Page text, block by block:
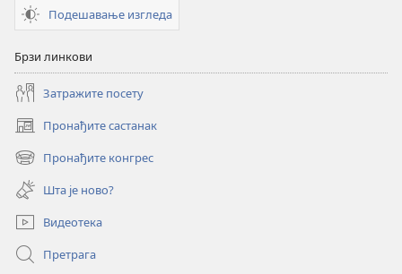
Подешавање изгледа
Брзи линкови
Затражите посету
Пронађите састанак
(отвара
нови
прозор)
Пронађите конгрес
(отвара
нови
прозор)
Шта је ново?
Видеотека
Претрага